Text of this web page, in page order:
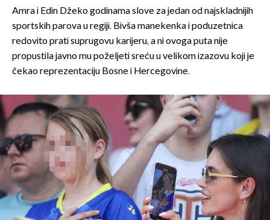
Amra i Edin Džeko godinama slove za jedan od najskladnijih
sportskih parova u regiji. Bivša manekenka i poduzetnica
redovito prati suprugovu karijeru, a ni ovoga puta nije
propustila javno mu poželjeti sreću u velikom izazovu koji je
čekao reprezentaciju Bosne i Hercegovine.